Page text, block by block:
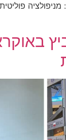
פוליטית